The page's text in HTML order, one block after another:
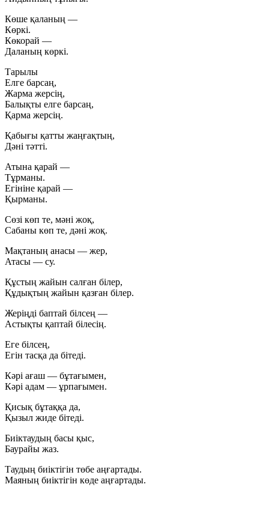
Көше қаланың —
Көркі.
Көкорай —
Даланың көркі.
Тарылы
Елге барсаң,
Жарма жерсің,
Балықты елге барсаң,
Қарма жерсің.
Қабығы қатты жаңғақтың,
Дәні тәтті.
Атына қарай —
Тұрманы.
Егініне қарай —
Қырманы.
Сөзі көп те, мәні жоқ,
Сабаны көп те, дәні жоқ.
Мақтаның анасы — жер,
Атасы — су.
Құстың жайын салған білер,
Құдықтың жайын қазған білер.
Жеріңді баптай білсең —
Астықты қаптай білесің.
Еге білсең,
Егін тасқа да бітеді.
Кәрі ағаш — бұтағымен,
Кәрі адам — ұрпағымен.
Қисық бұтаққа да,
Қызыл жиде бітеді.
Биіктаудың басы қыс,
Баурайы жаз.
Таудың биіктігін төбе аңғартады.
Маяның биіктігін көде аңғартады.